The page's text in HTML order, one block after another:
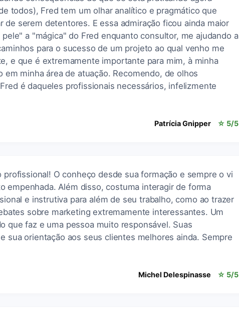
todos), Fred tem um olhar analítico e pragmático que
de serem detentores. E essa admiração ficou ainda maior
a "mágica" do Fred enquanto consultor, me ajudando a
para o sucesso de um projeto ao qual venho me
e que é extremamente importante para mim, à minha
em minha área de atuação. Recomendo, de olhos
é daqueles profissionais necessários, infelizmente
Patrícia Gnipper ☆ 5/5
profissional! O conheço desde sua formação e sempre o vi
empenhada. Além disso, costuma interagir de forma
e instrutiva para além de seu trabalho, como ao trazer
sobre marketing extremamente interessantes. Um
que faz e uma pessoa muito responsável. Suas
sua orientação aos seus clientes melhores ainda. Sempre
Michel Delespinasse ☆ 5/5